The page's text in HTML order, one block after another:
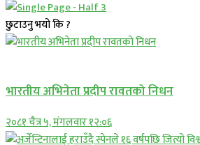
छुटाउनु भयो कि ?
भारतीय अभिनेता प्रदीप रावतको निधन
२०८१ चैत्र ५, मंगलवार १२:०६